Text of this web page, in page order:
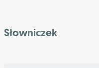
Słowniczek